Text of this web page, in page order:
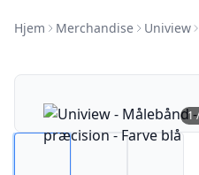
Hjem Merchandise Uniview
1